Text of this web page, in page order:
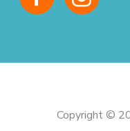
Copyright ©